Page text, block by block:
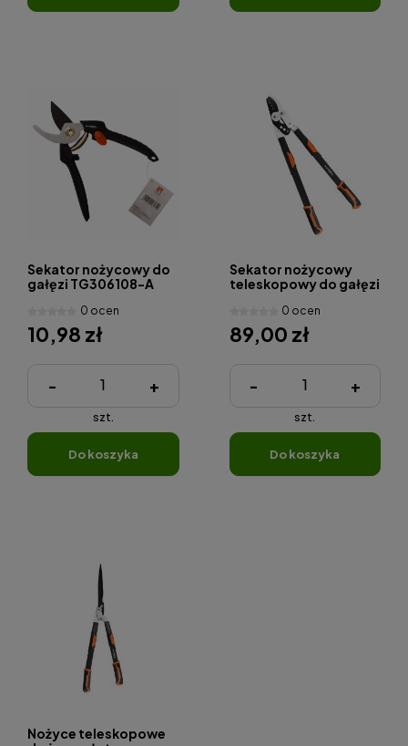
Sekator nożycowy do
gałęzi TG306108-A
0 ocen
10,98 zł
- +
szt.
do koszyka
Sekator nożycowy
teleskopowy do gałęzi
0 ocen
89,00 zł
- +
szt.
do koszyka
Nożyce teleskopowe